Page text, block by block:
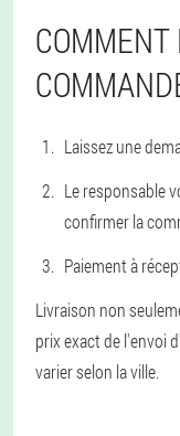
COMMENT
Laissez une
Le responsable
confirmer la
Paiement à
Livraison non
prix exact de l'envoi
varier selon la ville.